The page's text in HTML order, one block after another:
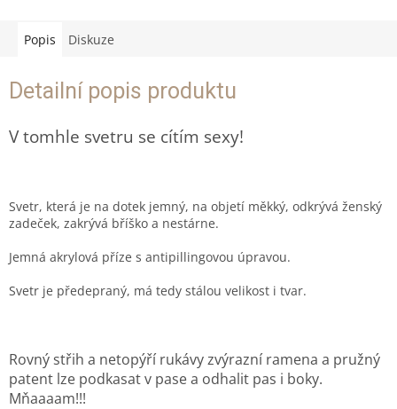
Popis Diskuze
Detailní popis produktu
V tomhle svetru se cítím sexy!
Svetr, která je na dotek jemný, na objetí měkký, odkrývá ženský
zadeček, zakrývá bříško a nestárne.
Jemná akrylová příze s antipillingovou úpravou.
Svetr je předepraný, má tedy stálou velikost i tvar.
Rovný střih a netopýří rukávy zvýrazní ramena a pružný
patent lze podkasat v pase a odhalit pas i boky.
Mňaaaam!!!